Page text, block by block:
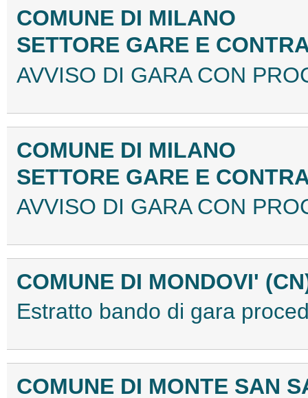
COMUNE DI MILANO
SETTORE GARE E
AVVISO DI GARA CON
COMUNE DI MILANO
SETTORE GARE E
AVVISO DI GARA CON
COMUNE DI MONDOVI'
Estratto bando di gara
COMUNE DI MONTE SAN